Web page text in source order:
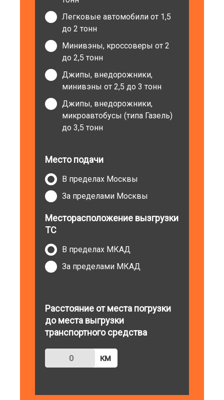
Легковые автомобили от 1,5
до 2 тонн
Минивэны, кроссоверы от 2
до 2,5 тонн
Джипы, внедорожники,
минивэны от 2,5 до 3 тонн
Джипы, внедорожники,
микроавтобусы (типа Газель)
до 3,5 тонн
Место подачи
В пределах Москвы
За пределами Москвы
Месторасположение вызгрузки
ТС
В пределах МКАД
За пределами МКАД
Расстояние от места погрузки
до места выгрузки
транспортного средства
км